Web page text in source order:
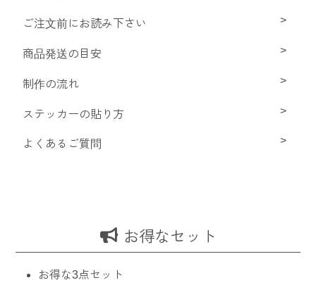
ご注文前にお読み下さい
商品発送の目安
制作の流れ
ステッカーの貼り方
よくあるご質問
お得なセット
お得な3点セット